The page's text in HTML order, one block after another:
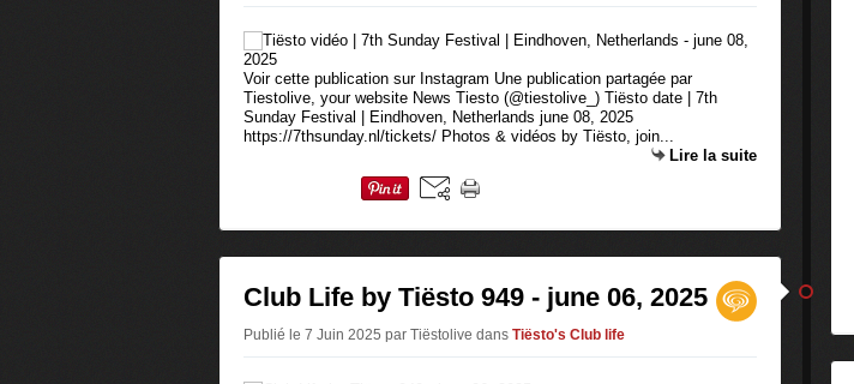
Voir cette publication sur Instagram Une publication partagée par
Tiestolive, your website News Tiesto (@tiestolive_) Tiësto date | 7th
Sunday Festival | Eindhoven, Netherlands june 08, 2025
https://7thsunday.nl/tickets/ Photos & vidéos by Tiësto, join...
Lire la suite
Club Life by Tiësto 949 - june 06, 2025
Publié le 7 Juin 2025 par Tiëstolive dans Tiësto's Club life